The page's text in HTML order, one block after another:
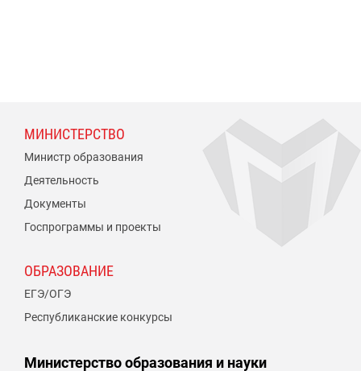
МИНИСТЕРСТВО
Министр образования
Деятельность
Документы
Госпрограммы и проекты
ОБРАЗОВАНИЕ
ЕГЭ/ОГЭ
Республиканские конкурсы
Министерство образования и науки